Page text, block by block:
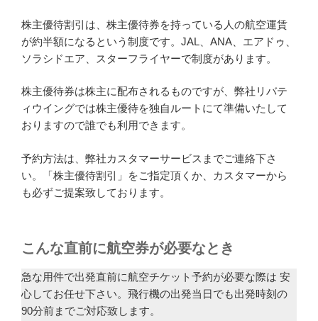
株主優待割引は、株主優待券を持っている人の航空運賃
が約半額になるという制度です。JAL、ANA、エアドゥ、
ソラシドエア、スターフライヤーで制度があります。
株主優待券は株主に配布されるものですが、弊社リバテ
ィウイングでは株主優待を独自ルートにて準備いたして
おりますので誰でも利用できます。
予約方法は、弊社カスタマーサービスまでご連絡下さ
い。「株主優待割引」をご指定頂くか、カスタマーから
も必ずご提案致しております。
こんな直前に航空券が必要なとき
急な用件で出発直前に航空チケット予約が必要な際は 安
心してお任せ下さい。飛行機の出発当日でも出発時刻の
90分前までご対応致します。